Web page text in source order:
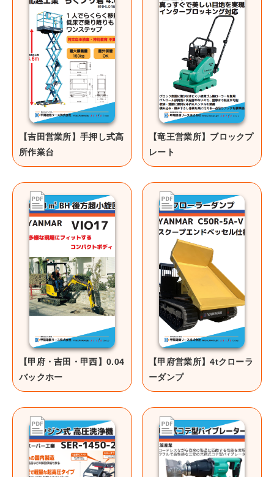
【吉田営業所】手押し式高
所作業台
【竜王営業所】ブロックプ
レート
【甲府・吉田・甲西】0.04
バックホー
【甲府営業所】4tクローラ
ーダンプ